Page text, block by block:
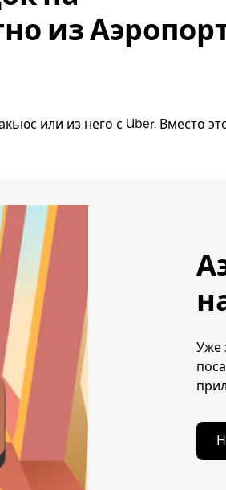
из
или из него с Uber. Вместо
Уже